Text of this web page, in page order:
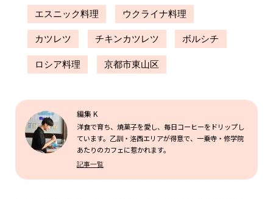
エスニック料理 ウクライナ料理
カツレツ チキンカツレツ ボルシチ
ロシア料理 京都市東山区
編集 K
洋食で育ち、焼菓子を愛し、毎日コーヒーをドリップし
ています。乙訓・洛西エリアが得意で、一乗寺・修学院
あたりのカフェに惹かれます。
記事一覧